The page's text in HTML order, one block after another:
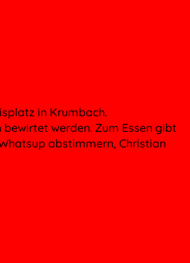
in Krumbach.
werden. Zum Essen gibt
abstimmern, Christian